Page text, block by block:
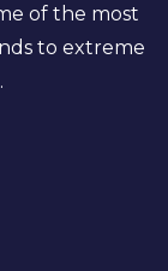
of the most
to extreme